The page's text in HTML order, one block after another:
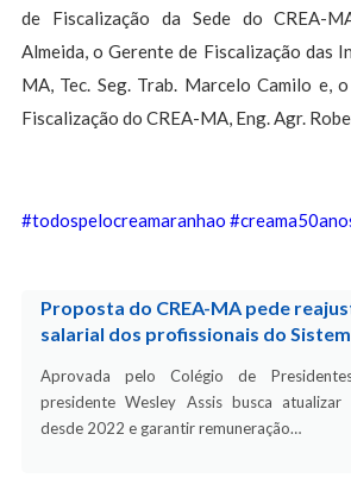
de Fiscalização da Sede do CREA-
Almeida, o Gerente de Fiscalização das
MA, Tec. Seg. Trab. Marcelo Camilo e,
Fiscalização do CREA-MA, Eng. Agr.
#todospelocreamaranhao
Proposta do CREA-MA pede
salarial dos profissionais do
Aprovada pelo Colégio de
presidente Wesley Assis busca atualizar
desde 2022 e garantir remuneração…